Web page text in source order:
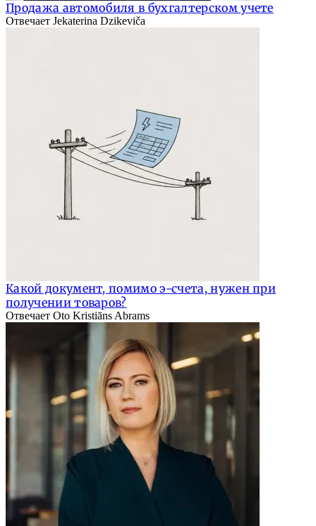
Продажа автомобиля в бухгалтерском учете
Отвечает Jekaterina Dzikeviča
Какой документ, помимо э-счета, нужен при
получении товаров?
Отвечает Oto Kristiāns Abrams